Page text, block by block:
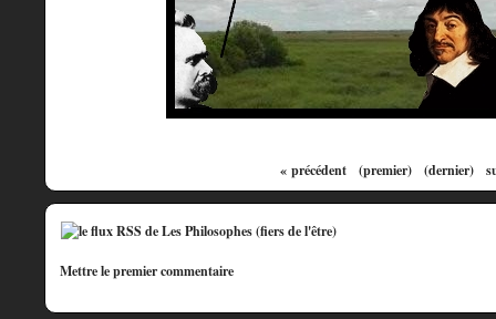
« précédent (premier) (dernier)
Mettre le premier commentaire